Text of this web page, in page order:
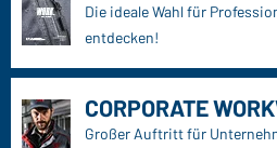
Die ideale Wahl für
entdecken!
CORPORATE
Großer Auftritt für